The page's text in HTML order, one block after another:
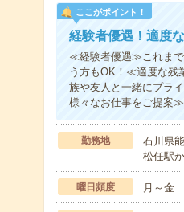
ここがポイント！
経験者優遇！適度
≪経験者優遇≫これまで
う方もOK！≪適度な残
族や友人と一緒にプラ
様々なお仕事をご提案≫
勤務地
石川県
松任駅
曜日頻度 月～金